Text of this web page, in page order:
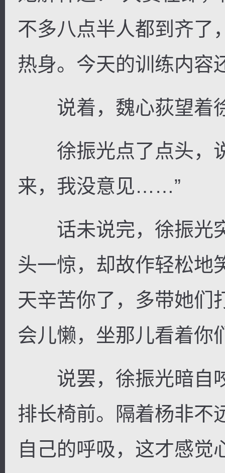
不多八点半人都到齐了
热身。今天的训练内
说着，魏心荻望着
徐振光点了点头，说
来，我没意见……”
话未说完，徐振光
头一惊，却故作轻松地
天辛苦你了，多带她
会儿懒，坐那儿看着你
说罢，徐振光暗自
排长椅前。隔着杨非不
自己的呼吸，这才感觉